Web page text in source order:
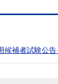
補者試験公告